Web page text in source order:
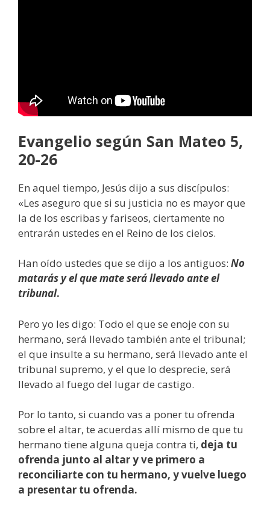
Evangelio según San Mateo 5,
20-26
En aquel tiempo, Jesús dijo a sus discípulos:
«Les aseguro que si su justicia no es mayor que
la de los escribas y fariseos, ciertamente no
entrarán ustedes en el Reino de los cielos.
Han oído ustedes que se dijo a los antiguos: No
matarás y el que mate será llevado ante el
tribunal.
Pero yo les digo: Todo el que se enoje con su
hermano, será llevado también ante el tribunal;
el que insulte a su hermano, será llevado ante el
tribunal supremo, y el que lo desprecie, será
llevado al fuego del lugar de castigo.
Por lo tanto, si cuando vas a poner tu ofrenda
sobre el altar, te acuerdas allí mismo de que tu
hermano tiene alguna queja contra ti, deja tu
ofrenda junto al altar y ve primero a
reconciliarte con tu hermano, y vuelve luego
a presentar tu ofrenda.